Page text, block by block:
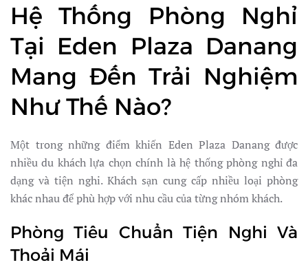
Hệ Thống Phòng Nghỉ
Tại Eden Plaza Danang
Mang Đến Trải Nghiệm
Như Thế Nào?
Một trong những điểm khiến Eden Plaza Danang được
nhiều du khách lựa chọn chính là hệ thống phòng nghỉ đa
dạng và tiện nghi. Khách sạn cung cấp nhiều loại phòng
khác nhau để phù hợp với nhu cầu của từng nhóm khách.
Phòng Tiêu Chuẩn Tiện Nghi Và
Thoải Mái